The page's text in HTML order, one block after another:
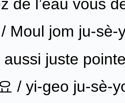
de l’eau vous
Moul jom ju-sè-
aussi juste
/ yi-geo ju-sè-